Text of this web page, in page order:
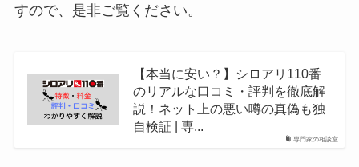
すので、是非ご覧ください。
専門家の相談室
【本当に安い？】シロアリ110番
のリアルな口コミ・評判を徹底解
説！ネット上の悪い噂の真偽も独
自検証 | 専...